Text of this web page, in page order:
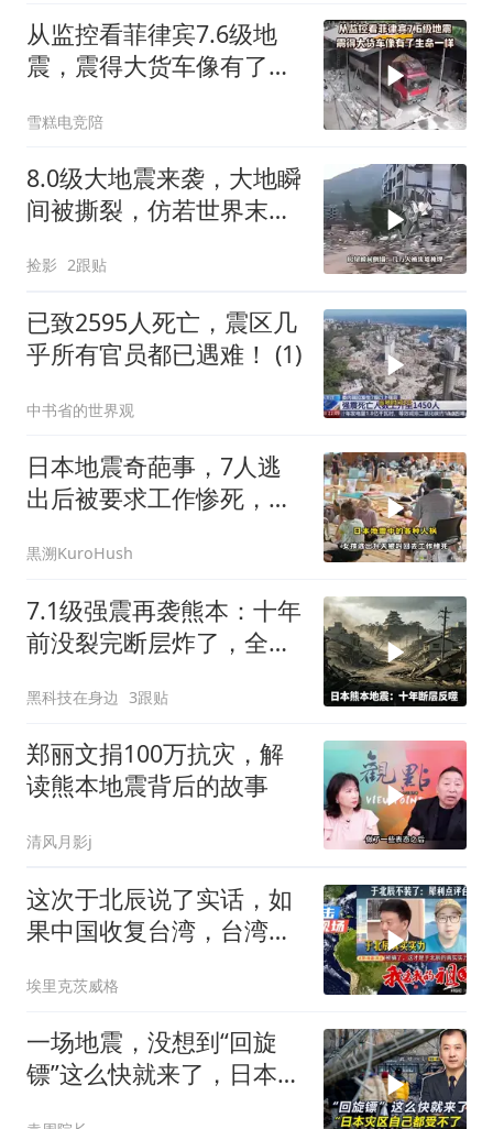
从监控看菲律宾7.6级地
震，震得大货车像有了生
雪糕电竞陪
8.0级大地震来袭，大地瞬
间被撕裂，仿若世界末日
捡影 2跟贴
已致2595人死亡，震区几
乎所有官员都已遇难！ (1)
中书省的世界观
日本地震奇葩事，7人逃
出后被要求工作惨死，救
黒溯KuroHush
7.1级强震再袭熊本：十年
前没裂完断层炸了，全球
黑科技在身边 3跟贴
郑丽文捐100万抗灾，解
读熊本地震背后的故事
清风月影j
这次于北辰说了实话，如
果中国收复台湾，台湾能
埃里克茨威格
一场地震，没想到“回旋
镖”这么快就来了，日本灾